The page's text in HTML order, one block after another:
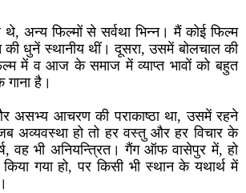
अन्य फिल्मों से सर्वथा भिन्न। मैं कोई फिल्म
की धुनें स्थानीय थीं। दूसरा, उसमें बोलचाल की
में व आज के समाज में व्याप्त भावों को बहुत
है।
असभ्य आचरण की पराकाष्ठा था, उसमें रहने
अव्यवस्था हो तो हर वस्तु और हर विचार के
वह भी अनियन्त्रित। गैंग ऑफ वासेपुर में, हो
गया हो, पर किसी भी स्थान के यथार्थ में